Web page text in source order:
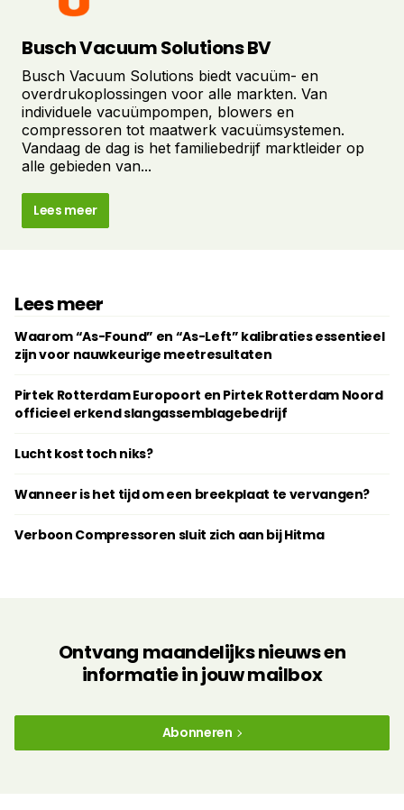
Busch Vacuum Solutions BV
Busch Vacuum Solutions biedt vacuüm- en
overdrukoplossingen voor alle markten. Van
individuele vacuümpompen, blowers en
compressoren tot maatwerk vacuümsystemen.
Vandaag de dag is het familiebedrijf marktleider op
alle gebieden van...
Lees meer
Lees meer
Waarom “As-Found” en “As-Left” kalibraties essentieel
zijn voor nauwkeurige meetresultaten
Pirtek Rotterdam Europoort en Pirtek Rotterdam Noord
officieel erkend slangassemblagebedrijf
Lucht kost toch niks?
Wanneer is het tijd om een breekplaat te vervangen?
Verboon Compressoren sluit zich aan bij Hitma
Ontvang maandelijks nieuws en
informatie in jouw mailbox
Abonneren